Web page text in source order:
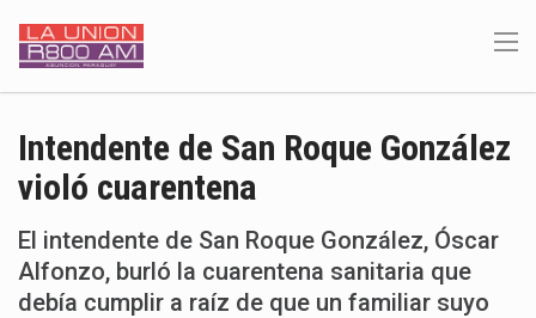
Intendente de San Roque González
violó cuarentena
El intendente de San Roque González, Óscar
Alfonzo, burló la cuarentena sanitaria que
debía cumplir a raíz de que un familiar suyo